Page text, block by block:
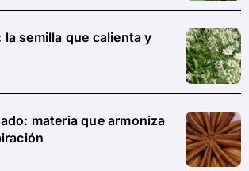
la semilla que calienta y
materia que armoniza